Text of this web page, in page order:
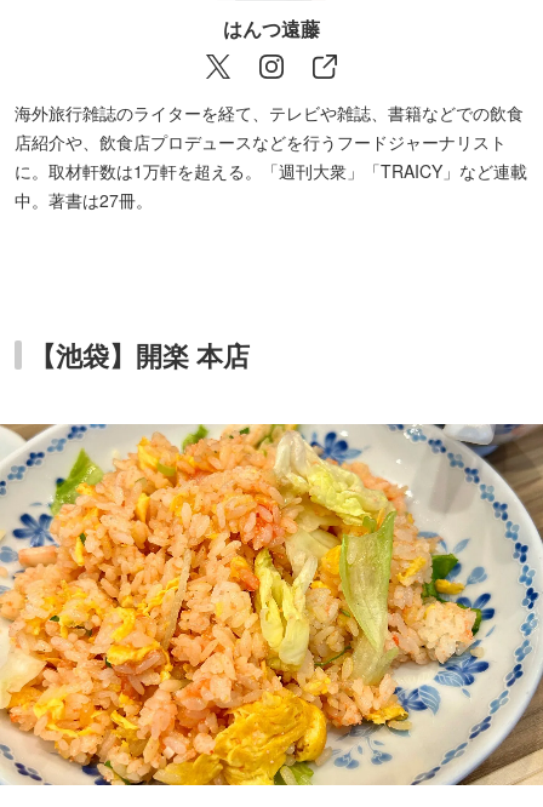
はんつ遠藤
海外旅行雑誌のライターを経て、テレビや雑誌、書籍などでの飲食
店紹介や、飲食店プロデュースなどを行うフードジャーナリスト
に。取材軒数は1万軒を超える。「週刊大衆」「TRAICY」など連載
中。著書は27冊。
【池袋】開楽 本店